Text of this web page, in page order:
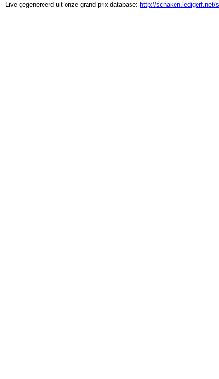
Live gegenereerd uit onze grand prix database: http://schaken.ledigerf.net/